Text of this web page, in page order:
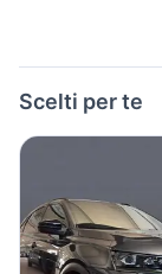
Scelti per te